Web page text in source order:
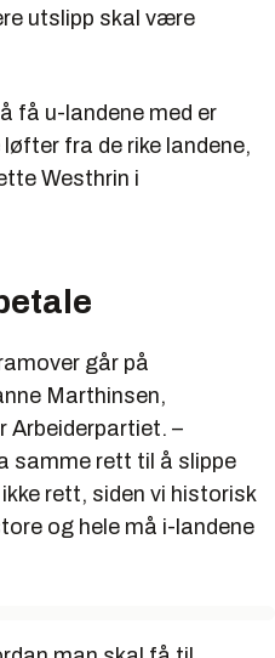
utslipp skal være
få u-landene med er
fra de rike landene,
Westhrin i
går på
Marthinsen,
–
samme rett til å slippe
rett, siden vi historisk
og hele må i-landene